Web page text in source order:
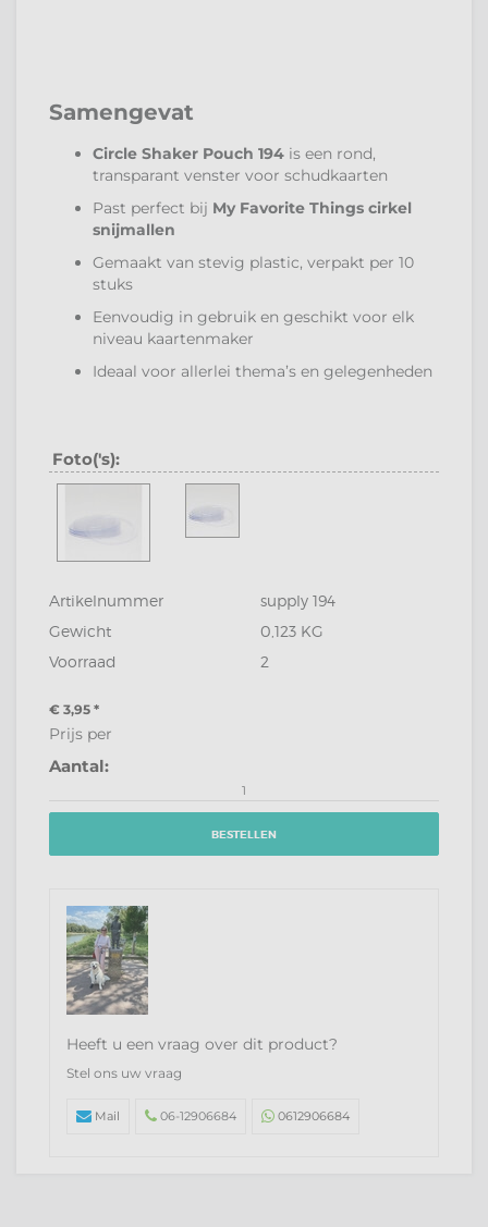
Samengevat
Circle Shaker Pouch 194 is een rond,
transparant venster voor schudkaarten
Past perfect bij My Favorite Things cirkel
snijmallen
Gemaakt van stevig plastic, verpakt per 10
stuks
Eenvoudig in gebruik en geschikt voor elk
niveau kaartenmaker
Ideaal voor allerlei thema’s en gelegenheden
Foto('s):
Artikelnummer
supply 194
Gewicht
0,123 KG
Voorraad
2
€ 3,95 *
Prijs per
Aantal:
BESTELLEN
Heeft u een vraag over dit product?
Stel ons uw vraag
Mail 06-12906684 0612906684